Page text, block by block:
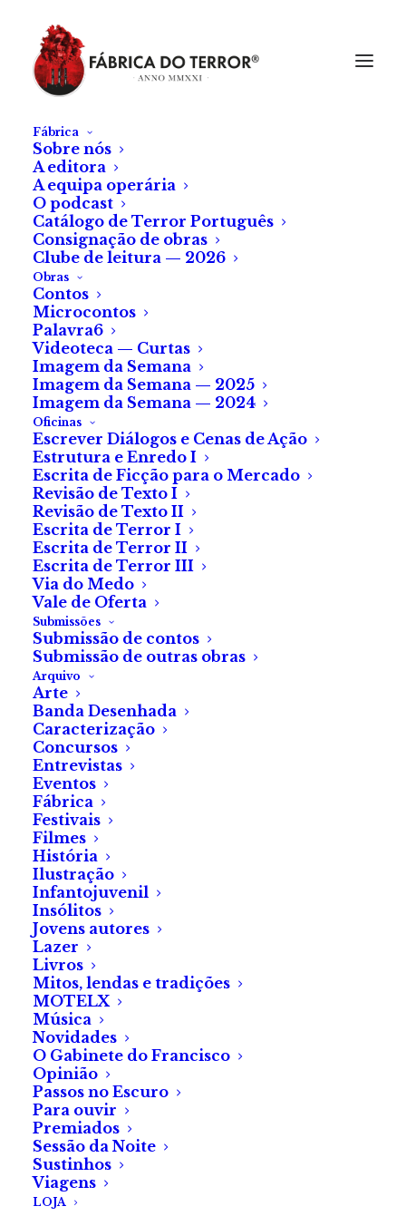
Fábrica
Sobre nós
A editora
A equipa operária
O podcast
Catálogo de Terror Português
Consignação de obras
Clube de leitura — 2026
Obras
Contos
Microcontos
Palavra6
Videoteca — Curtas
Imagem da Semana
Imagem da Semana — 2025
Imagem da Semana — 2024
Oficinas
Escrever Diálogos e Cenas de Ação
Estrutura e Enredo I
Escrita de Ficção para o Mercado
Revisão de Texto I
Revisão de Texto II
Escrita de Terror I
Escrita de Terror II
Escrita de Terror III
Via do Medo
Vale de Oferta
Submissões
Submissão de contos
Submissão de outras obras
Arquivo
Arte
Banda Desenhada
Caracterização
Concursos
Entrevistas
Eventos
Fábrica
Festivais
Filmes
História
Ilustração
Infantojuvenil
Insólitos
Jovens autores
Lazer
Livros
Mitos, lendas e tradições
MOTELX
Música
Novidades
O Gabinete do Francisco
Opinião
Passos no Escuro
Para ouvir
Premiados
Sessão da Noite
Sustinhos
Viagens
LOJA
Fantasporto 2023:
«The Thing Behind
the Door», de Fabrice
Blin
Nova sessão: 2 de
março, às 21 h 30, na
sala 2
«Uma jovem mulher vê o
marido partir para a guerra
antes de terem o desejado
filho. Sabendo que o marido
morreu, e na posse de um
livro demoníaco, tenta trazê-
lo de volta dos mortos. Mas
que seres são aqueles num
casulo? Um belo exemplo de
novo terror fantástico, sendo
um dos produtores e
argumentista o ilustrador e
designerJean Marc Toussaint,
que esteve no Fantasporto em
1996, criando o cartaz do
festival em 1997. Para os